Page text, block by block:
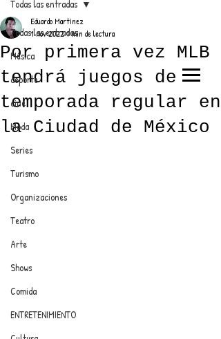
ANUNCIATE CON NOSOTROS
PARA MÁS INFORMACIÓN:
dinamicaseltrendytop@gmail.com
EL TRENDY TOP
CON EDDY MARTINEZ
Todas las entradas
Música
deporte
cine
Moda
Series
Turismo
Organizaciones
Teatro
Arte
Shows
Comida
ENTRETENIMIENTO
Todas las entradas
Por primera vez MLB
tendrá juegos de
temporada regular en
la Ciudad de México
Eduardo Martínez
1 nov 20221 min de lectura